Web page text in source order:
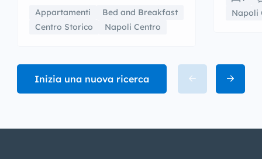
Appartamenti
Bed and Breakfast
Centro Storico
Napoli Centro
Napoli
Inizia una nuova ricerca